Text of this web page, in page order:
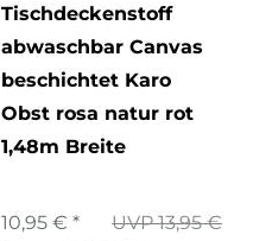
Tischdeckenstoff
abwaschbar Canvas
beschichtet Karo
Obst rosa natur rot
1,48m Breite
UVP 13,95 €
10,95 € *